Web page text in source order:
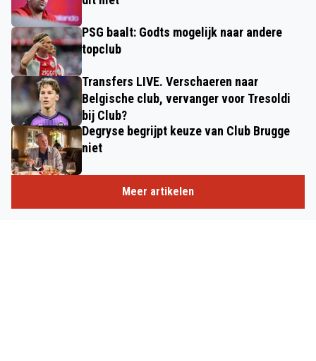
PSG baalt: Godts mogelijk naar andere
topclub
Transfers LIVE. Verschaeren naar
Belgische club, vervanger voor Tresoldi
bij Club?
Degryse begrijpt keuze van Club Brugge
niet
Meer artikelen